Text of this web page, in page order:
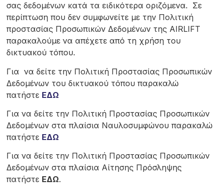
σας δεδομένων κατά τα ειδικότερα οριζόμενα. Σε
περίπτωση που δεν συμφωνείτε με την Πολιτική
προστασίας Προσωπικών Δεδομένων της AIRLIFT
παρακαλούμε να απέχετε από τη χρήση του
δικτυακού τόπου.
Για να δείτε την Πολιτική Προστασίας Προσωπικών
Δεδομένων του δικτυακού τόπου παρακαλώ
πατήστε ΕΔΩ
Για να δείτε την Πολιτική Προστασίας Προσωπικών
Δεδομένων στα πλαίσια Ναυλοσυμφώνου παρακαλώ
πατήστε ΕΔΩ
Για να δείτε την Πολιτική Προστασίας Προσωπικών
Δεδομένων στα πλαίσια Αίτησης Πρόσληψης
πατήστε ΕΔΩ.